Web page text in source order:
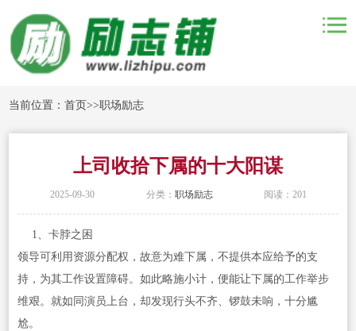
当前位置：首页>>职场励志
上司收拾下属的十大阳谋
2025-09-30 分类： 职场励志 阅读：201
1、卡脖之困
领导可利用资源分配权，故意为难下属，不提供本应给予的支
持，为其工作设置障碍。如此略施小计，便能让下属的工作举步
维艰。就如同演员上台，却发现行头不齐、锣鼓未响，十分尴
尬。